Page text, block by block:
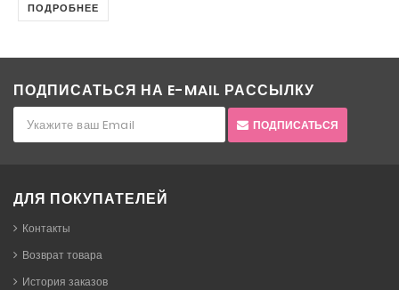
ПОДРОБНЕЕ
ПОДПИСАТЬСЯ НА E-MAIL РАССЫЛКУ
ПОДПИСАТЬСЯ
ДЛЯ ПОКУПАТЕЛЕЙ
Контакты
Возврат товара
История заказов